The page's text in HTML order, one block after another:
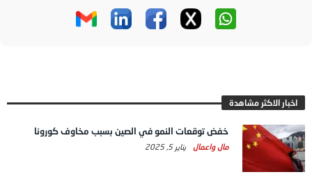
اخبار الاكثر مشاهدة
خفض توقعات النمو في الصين بسبب مخاوف كورونا
مال واعمال يناير 5, 2025